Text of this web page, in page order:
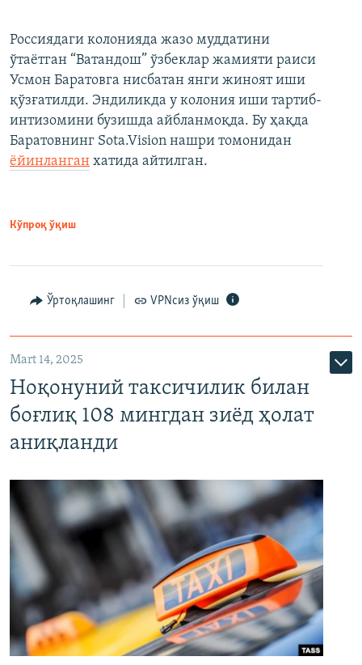
Россиядаги колонияда жазо муддатини
ўтаётган “Ватандош” ўзбеклар жамияти раиси
Усмон Баратовга нисбатан янги жиноят иши
қўзғатилди. Эндиликда у колония иши тартиб-
интизомини бузишда айбланмоқда. Бу ҳақда
Баратовнинг Sota.Vision нашри томонидан
ёйинланган хатида айтилган.
Кўпроқ ўқиш
Ўртоқлашинг VPNсиз ўқиш
Mart 14, 2025
Ноқонуний таксичилик билан
боғлиқ 108 мингдан зиёд ҳолат
аниқланди